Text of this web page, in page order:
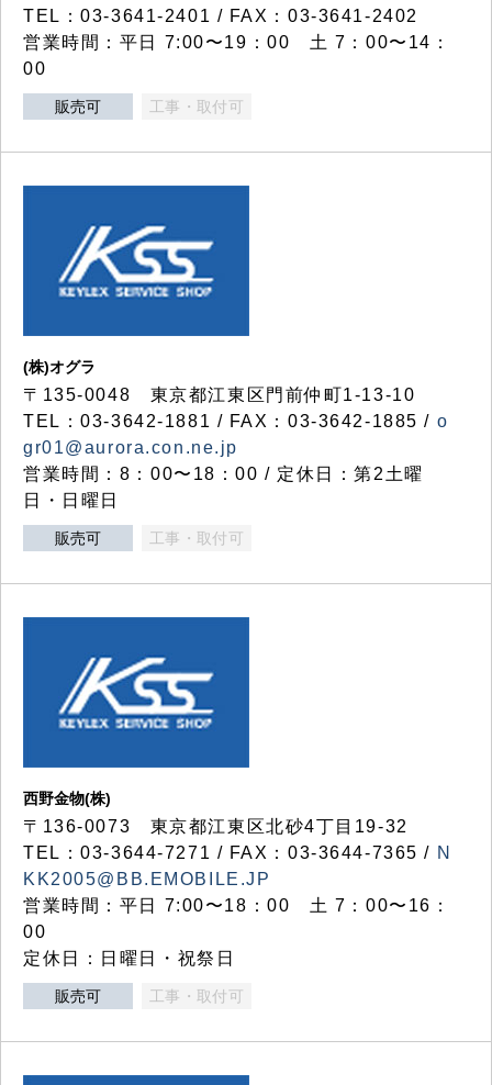
TEL：03-3641-2401 / FAX：03-3641-2402
営業時間：平日 7:00〜19：00 土 7：00〜14：
00
販売可 工事・取付可
(株)オグラ
〒135-0048 東京都江東区門前仲町1-13-10
TEL：03-3642-1881 / FAX：03-3642-1885 / o
gr01@aurora.con.ne.jp
営業時間：8：00〜18：00 / 定休日：第2土曜
日・日曜日
販売可 工事・取付可
西野金物(株)
〒136-0073 東京都江東区北砂4丁目19-32
TEL：03‐3644‐7271 / FAX：03-3644-7365 / N
KK2005@BB.EMOBILE.JP
営業時間：平日 7:00〜18：00 土 7：00〜16：
00
定休日：日曜日・祝祭日
販売可 工事・取付可